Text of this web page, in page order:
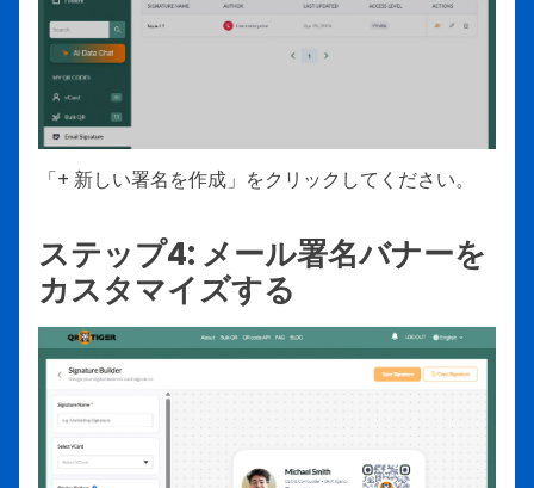
「+ 新しい署名を作成」をクリックしてください。
ステップ4: メール署名バナーを
カスタマイズする